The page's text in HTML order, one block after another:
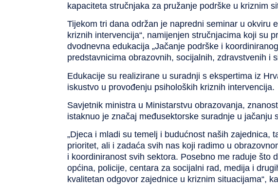
kapaciteta stručnjaka za pružanje podrške u kriznim
Tijekom tri dana održan je napredni seminar u okviru
kriznih intervencija“, namijenjen stručnjacima koji su
dvodnevna edukacija „Jačanje podrške i
predstavnicima obrazovnih, socijalnih, zdravstvenih i
Edukacije su realizirane u suradnji s ekspertima iz
iskustvo u provođenju psiholoških kriznih intervencija.
Savjetnik ministra u Ministarstvu obrazovanja,
istaknuo je značaj međusektorske suradnje u
„Djeca i mladi su temelj i budućnost naših zajednica,
prioritet, ali i zadaća svih nas koji radimo u
i koordiniranost svih sektora. Posebno me raduje što
općina, policije, centara za socijalni rad, medija i
kvalitetan odgovor zajednice u kriznim situacijama“,